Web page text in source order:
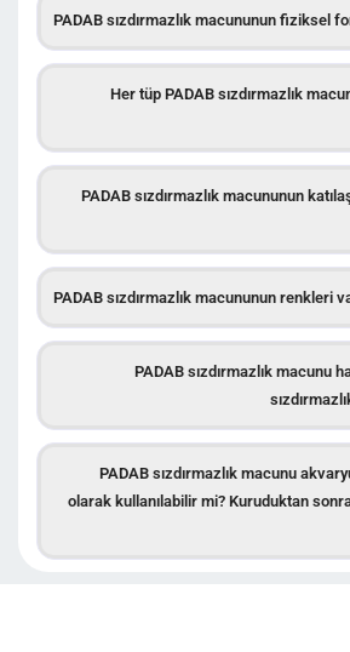
PADAB sızdırmazlık macununun fiziksel
Her tüp PADAB sızdırmazlık
PADAB sızdırmazlık macununun
PADAB sızdırmazlık macununun renkleri
PADAB sızdırmazlık macunu
PADAB sızdırmazlık macunu
olarak kullanılabilir mi? Kuruduktan